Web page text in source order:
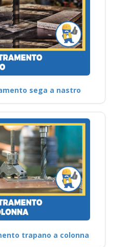
sega a nastro
trapano a colonna